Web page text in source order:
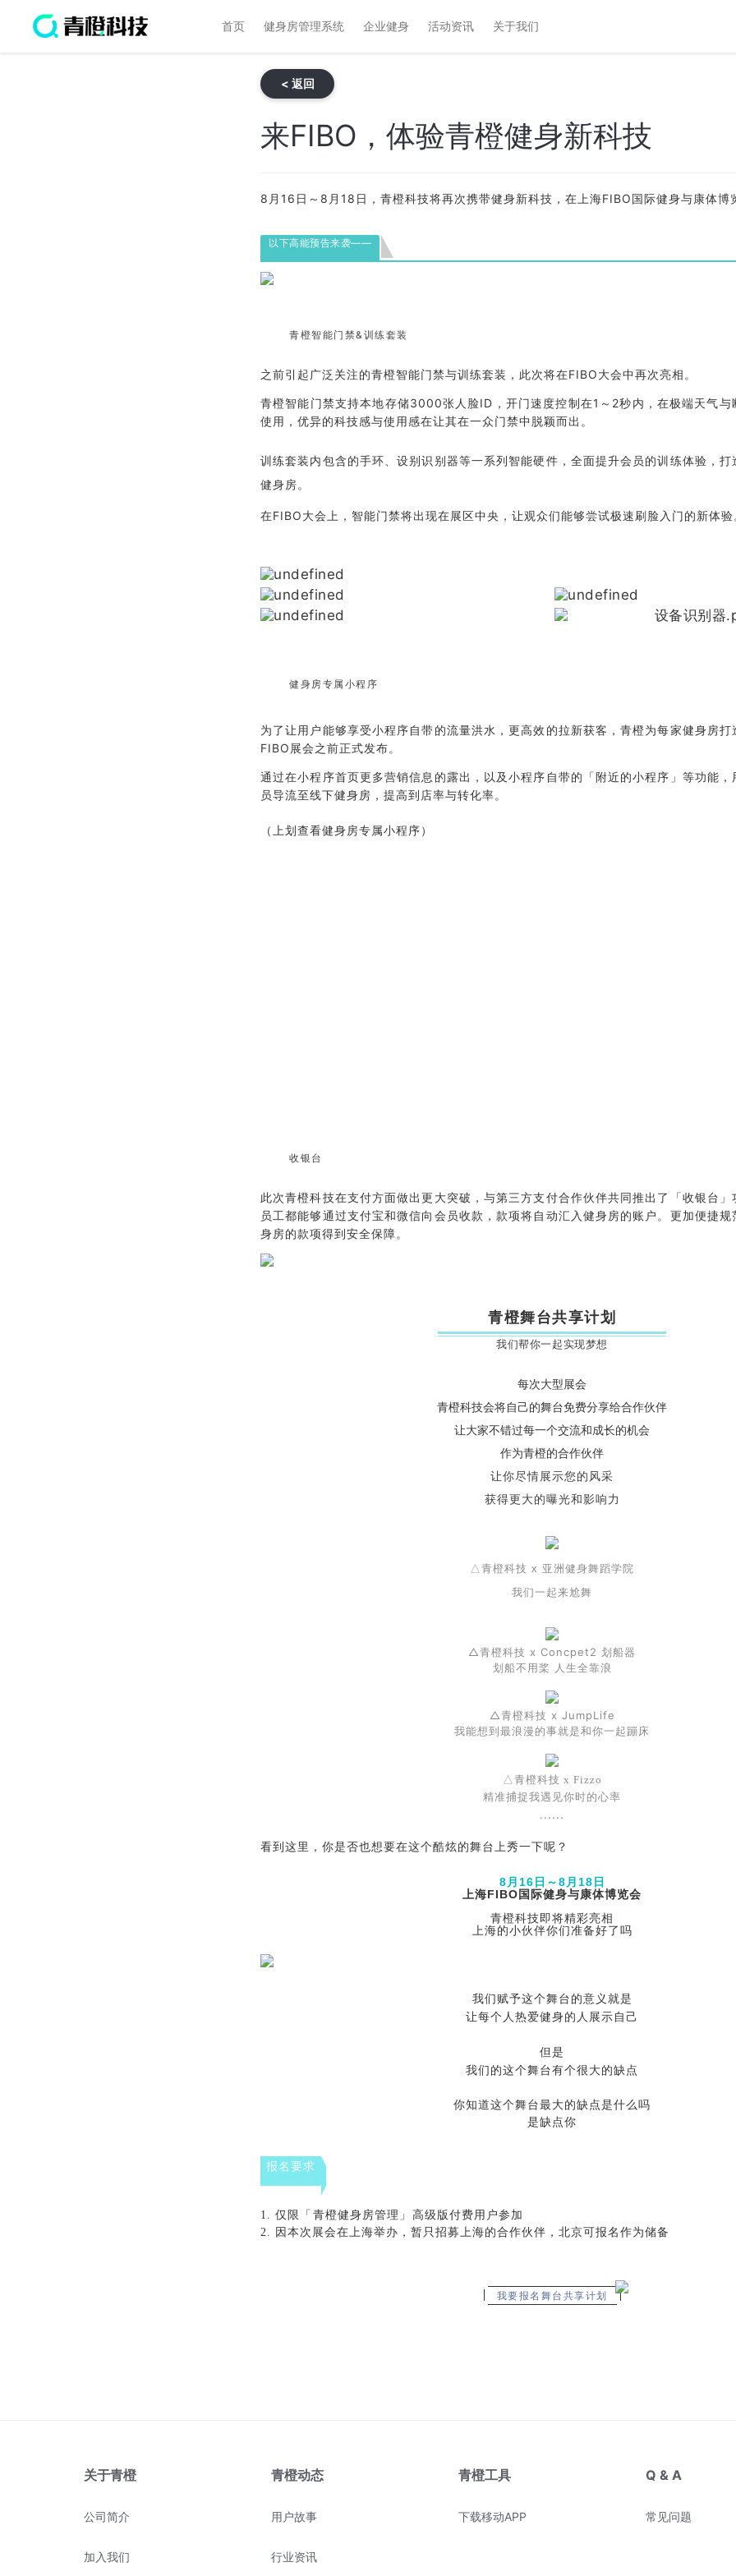
首页 健身房管理系统 企业健身 活动资讯 关于我们
< 返回
来FIBO，体验青橙健身新科技
8月16日～8月18日，青橙科技将再次携带健身新科技，在上海FIBO国际健身与康体博
以下高能预告来袭——
青橙智能门禁&训练套装
之前引起广泛关注的青橙智能门禁与训练套装，此次将在FIBO大会中再次亮相。
青橙智能门禁支持本地存储3000张人脸ID，开门速度控制在1～2秒内，在极端天气与
使用，优异的科技感与使用感在让其在一众门禁中脱颖而出。
训练套装内包含的手环、设别识别器等一系列智能硬件，全面提升会员的训练体验，
健身房。
在FIBO大会上，智能门禁将出现在展区中央，让观众们能够尝试极速刷脸入门的新体验
健身房专属小程序
为了让用户能够享受小程序自带的流量洪水，更高效的拉新获客，青橙为每家健身房
FIBO展会之前正式发布。
通过在小程序首页更多营销信息的露出，以及小程序自带的「附近的小程序」等功能，
员导流至线下健身房，提高到店率与转化率。
（上划查看健身房专属小程序）
收银台
此次青橙科技在支付方面做出更大突破，与第三方支付合作伙伴共同推出了「收银台」
员工都能够通过支付宝和微信向会员收款，款项将自动汇入健身房的账户。更加便捷规
身房的款项得到安全保障。
青橙舞台共享计划
我们帮你一起实现梦想
每次大型展会
青橙科技会将自己的舞台免费分享给合作伙伴
让大家不错过每一个交流和成长的机会
作为青橙的合作伙伴
让你尽情展示您的风采
获得更大的曝光和影响力
△青橙科技 x 亚洲健身舞蹈学院
我们一起来尬舞
△青橙科技 x Concpet2 划船器
划船不用桨 人生全靠浪
△青橙科技 x JumpLife
我能想到最浪漫的事就是和你一起蹦床
△青橙科技 x Fizzo
精准捕捉我遇见你时的心率
......
看到这里，你是否也想要在这个酷炫的舞台上秀一下呢？
8月16日～8月18日
上海FIBO国际健身与康体博览会
青橙科技即将精彩亮相
上海的小伙伴你们准备好了吗
我们赋予这个舞台的意义就是
让每个人热爱健身的人展示自己
但是
我们的这个舞台有个很大的缺点
你知道这个舞台最大的缺点是什么吗
是缺点你
报名要求
1. 仅限 「 青橙健身房管理 」 高级版付费用户参加
2. 因本次展会在上海举办，暂只招募上海的合作伙伴，北京可报名作为储备
我要报名舞台共享计划
关于青橙
公司简介
加入我们
青橙动态
用户故事
行业资讯
青橙工具
下载移动APP
Q & A
常见问题